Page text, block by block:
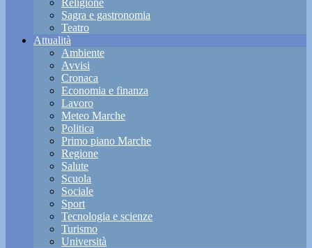
Religione
Sagra e gastronomia
Teatro
Attualità
Ambiente
Avvisi
Cronaca
Economia e finanza
Lavoro
Meteo Marche
Politica
Primo piano Marche
Regione
Salute
Scuola
Sociale
Sport
Tecnologia e scienze
Turismo
Università